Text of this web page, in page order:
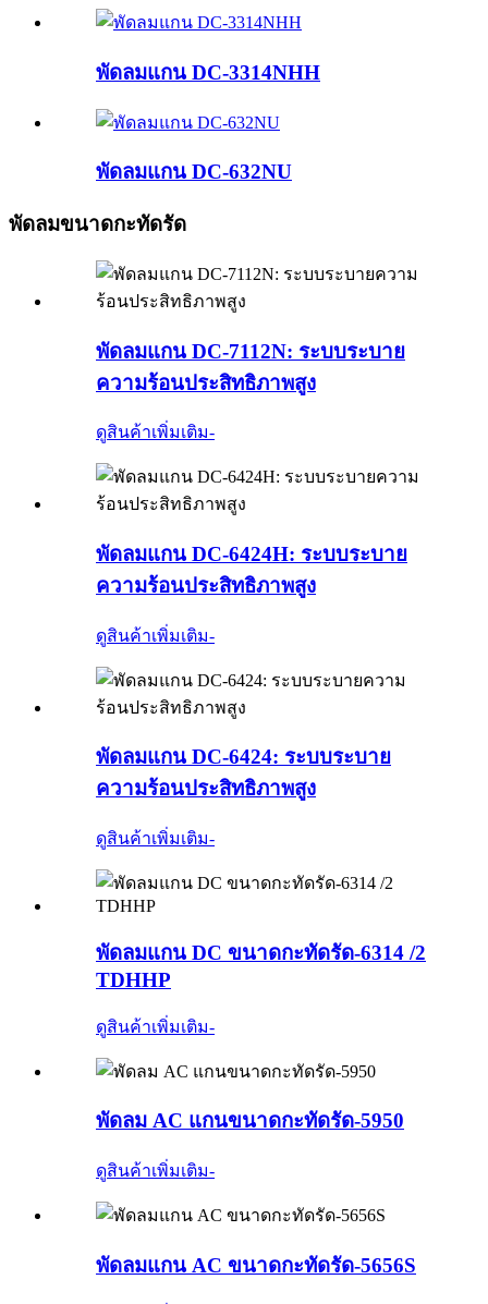
พัดลมแกน DC-3314NHH
พัดลมแกน DC-632NU
พัดลมขนาดกะทัดรัด
พัดลมแกน DC-7112N: ระบบระบาย
ความร้อนประสิทธิภาพสูง
ดูสินค้าเพิ่มเติม-
พัดลมแกน DC-6424H: ระบบระบาย
ความร้อนประสิทธิภาพสูง
ดูสินค้าเพิ่มเติม-
พัดลมแกน DC-6424: ระบบระบาย
ความร้อนประสิทธิภาพสูง
ดูสินค้าเพิ่มเติม-
พัดลมแกน DC ขนาดกะทัดรัด-6314 /2
TDHHP
ดูสินค้าเพิ่มเติม-
พัดลม AC แกนขนาดกะทัดรัด-5950
ดูสินค้าเพิ่มเติม-
พัดลมแกน AC ขนาดกะทัดรัด-5656S